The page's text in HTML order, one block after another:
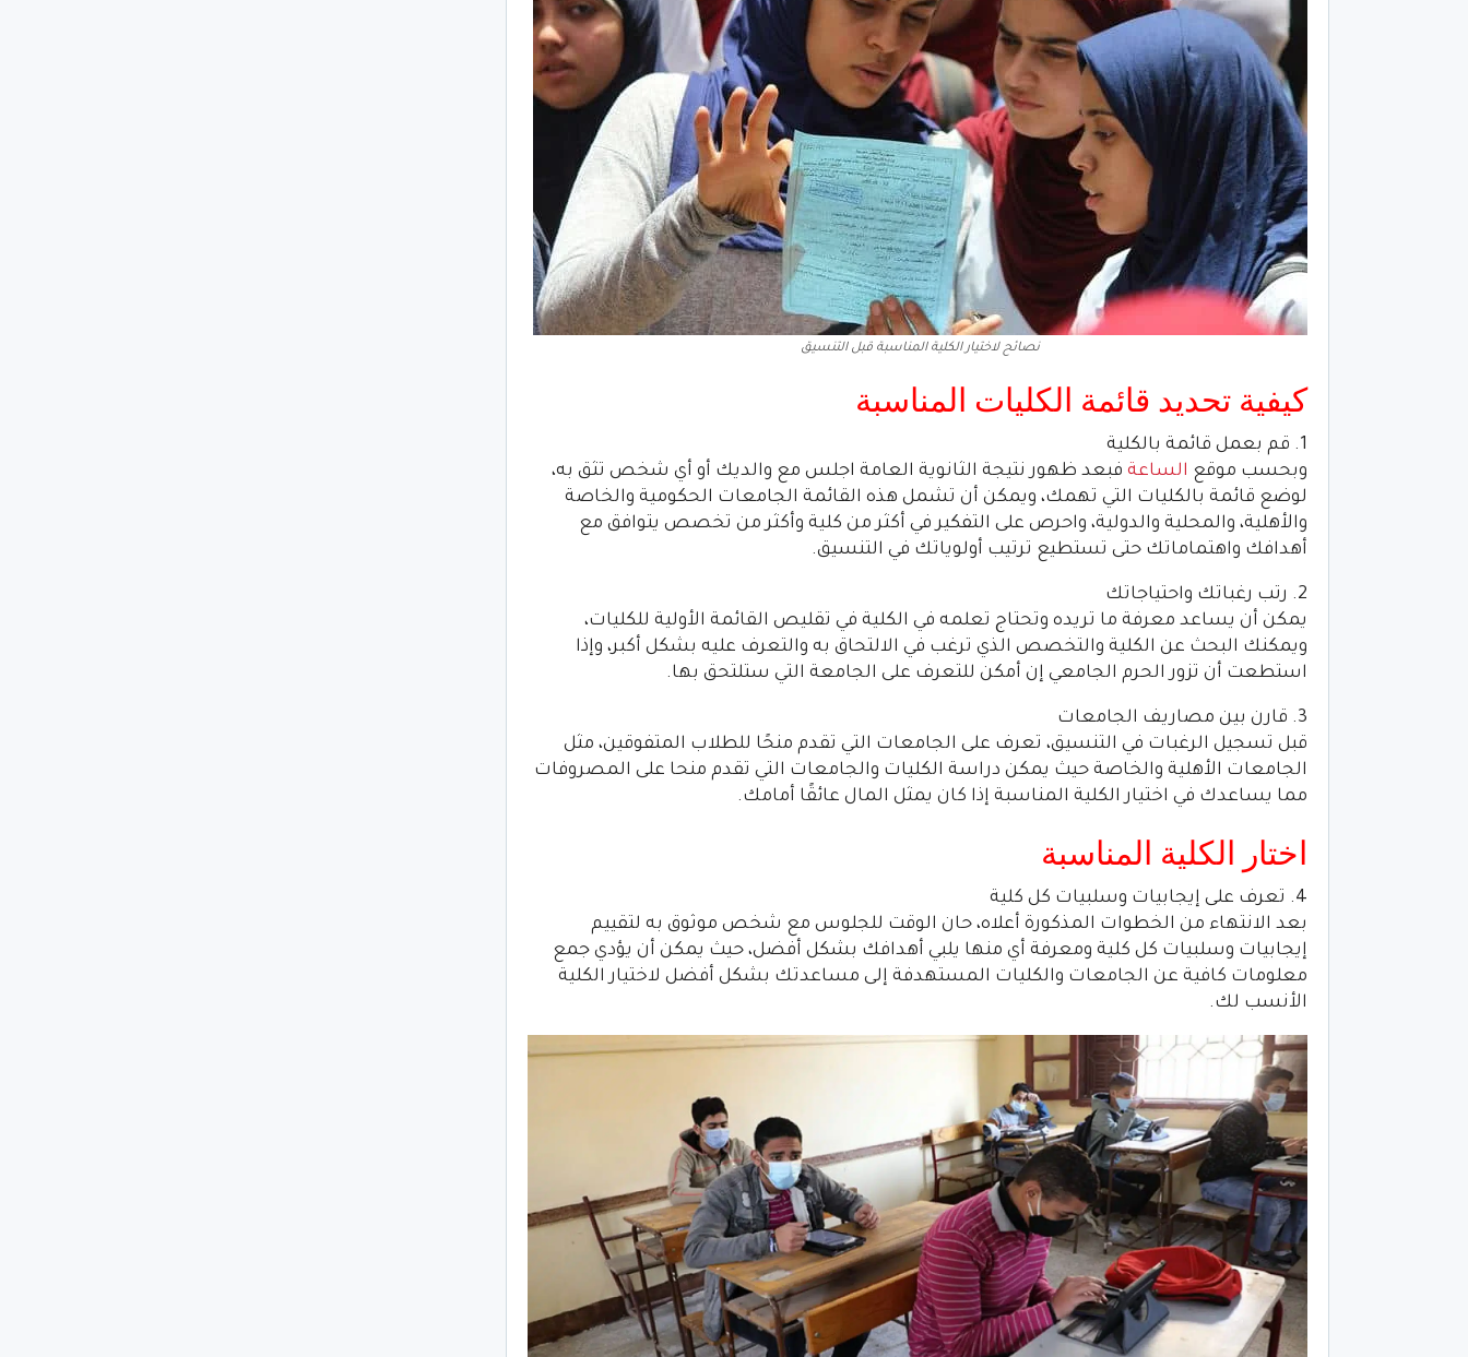
نصائح لاختيار الكلية المناسبة قبل التنسيق
كيفية تحديد قائمة الكليات المناسبة
1. قم بعمل قائمة بالكلية
وبحسب موقع الساعة فبعد ظهور نتيجة الثانوية العامة اجلس مع والديك أو أي شخص تثق به،
لوضع قائمة بالكليات التي تهمك، ويمكن أن تشمل هذه القائمة الجامعات الحكومية والخاصة
والأهلية، والمحلية والدولية، واحرص على التفكير في أكثر من كلية وأكثر من تخصص يتوافق مع
أهدافك واهتماماتك حتى تستطيع ترتيب أولوياتك في التنسيق.
2. رتب رغباتك واحتياجاتك
يمكن أن يساعد معرفة ما تريده وتحتاج تعلمه في الكلية في تقليص القائمة الأولية للكليات،
ويمكنك البحث عن الكلية والتخصص الذي ترغب في الالتحاق به والتعرف عليه بشكل أكبر، وإذا
استطعت أن تزور الحرم الجامعي إن أمكن للتعرف على الجامعة التي ستلتحق بها.
3. قارن بين مصاريف الجامعات
قبل تسجيل الرغبات في التنسيق، تعرف على الجامعات التي تقدم منحًا للطلاب المتفوقين، مثل
الجامعات الأهلية والخاصة حيث يمكن دراسة الكليات والجامعات التي تقدم منحا على المصروفات
مما يساعدك في اختيار الكلية المناسبة إذا كان يمثل المال عائقًا أمامك.
اختار الكلية المناسبة
4. تعرف على إيجابيات وسلبيات كل كلية
بعد الانتهاء من الخطوات المذكورة أعلاه، حان الوقت للجلوس مع شخص موثوق به لتقييم
إيجابيات وسلبيات كل كلية ومعرفة أي منها يلبي أهدافك بشكل أفضل، حيث يمكن أن يؤدي جمع
معلومات كافية عن الجامعات والكليات المستهدفة إلى مساعدتك بشكل أفضل لاختيار الكلية
الأنسب لك.